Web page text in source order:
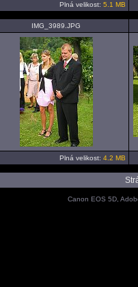
Plná velikost: 5.1 MB
IMG_3989.JPG
Plná velikost: 4.2 MB
Canon EOS 5D,